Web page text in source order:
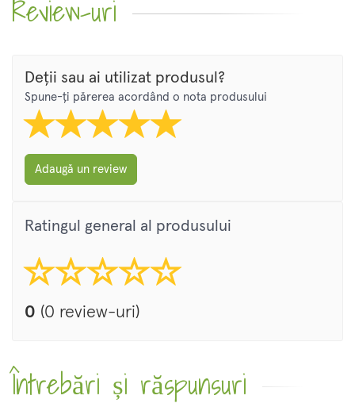
Review-uri
Deții sau ai utilizat produsul?
Spune-ți părerea acordând o nota produsului
Adaugă un review
Ratingul general al produsului
0 (0 review-uri)
Întrebări și răspunsuri